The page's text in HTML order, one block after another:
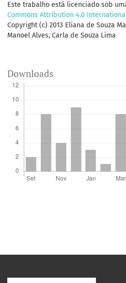
Este trabalho está licenciado sob
Commons Attribution 4.0
Copyright (c) 2013 Eliana de Souza
Manoel Alves, Carla de Souza Lima
Downloads